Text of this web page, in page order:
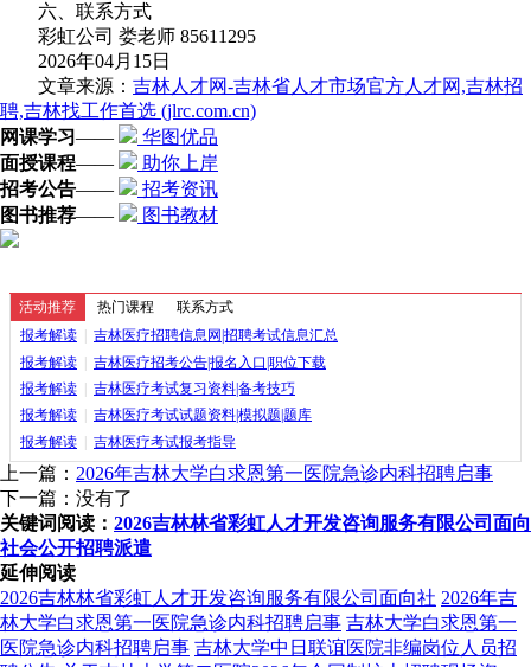
六、联系方式
彩虹公司 娄老师 85611295
2026年04月15日
文章来源： 吉林人才网-吉林省人才市场官方人才网,吉林招
聘,吉林找工作首选 (jlrc.com.cn)
网课学习——
华图优品
面授课程——
助你上岸
招考公告——
招考资讯
图书推荐—— 图书教材
活动推荐 热门课程 联系方式
报考解读
吉林医疗招聘信息网|招聘考试信息汇总
报考解读
吉林医疗招考公告|报名入口|职位下载
报考解读
吉林医疗考试复习资料|备考技巧
报考解读
吉林医疗考试试题资料|模拟题|题库
报考解读
吉林医疗考试报考指导
上一篇： 2026年吉林大学白求恩第一医院急诊内科招聘启事
下一篇：没有了
关键词阅读： 2026吉林林省彩虹人才开发咨询服务有限公司面向
社会公开招聘派遣
延伸阅读
2026吉林林省彩虹人才开发咨询服务有限公司面向社 2026年吉
林大学白求恩第一医院急诊内科招聘启事 吉林大学白求恩第一
医院急诊内科招聘启事 吉林大学中日联谊医院非编岗位人员招